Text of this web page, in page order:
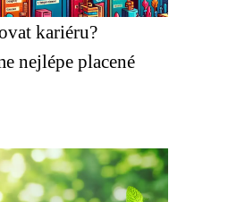
kariéru?
nejlépe placené